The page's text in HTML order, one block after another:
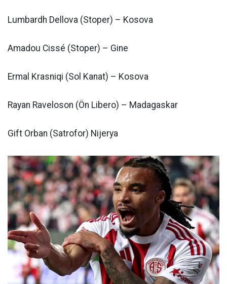
Lumbardh Dellova (Stoper) – Kosova
Amadou Cissé (Stoper) – Gine
Ermal Krasniqi (Sol Kanat) – Kosova
Rayan Raveloson (Ön Libero) – Madagaskar
Gift Orban (Satrofor) Nijerya